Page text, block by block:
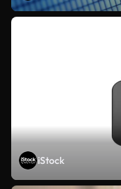
iStock